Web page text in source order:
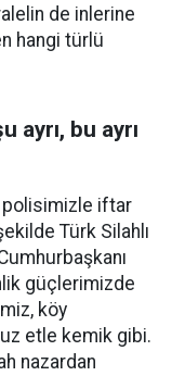
de inlerine
hangi türlü
ayrı, bu ayrı
polisimizle iftar
Türk Silahlı
güçlerimizde
köy
etle kemik gibi.
nazardan